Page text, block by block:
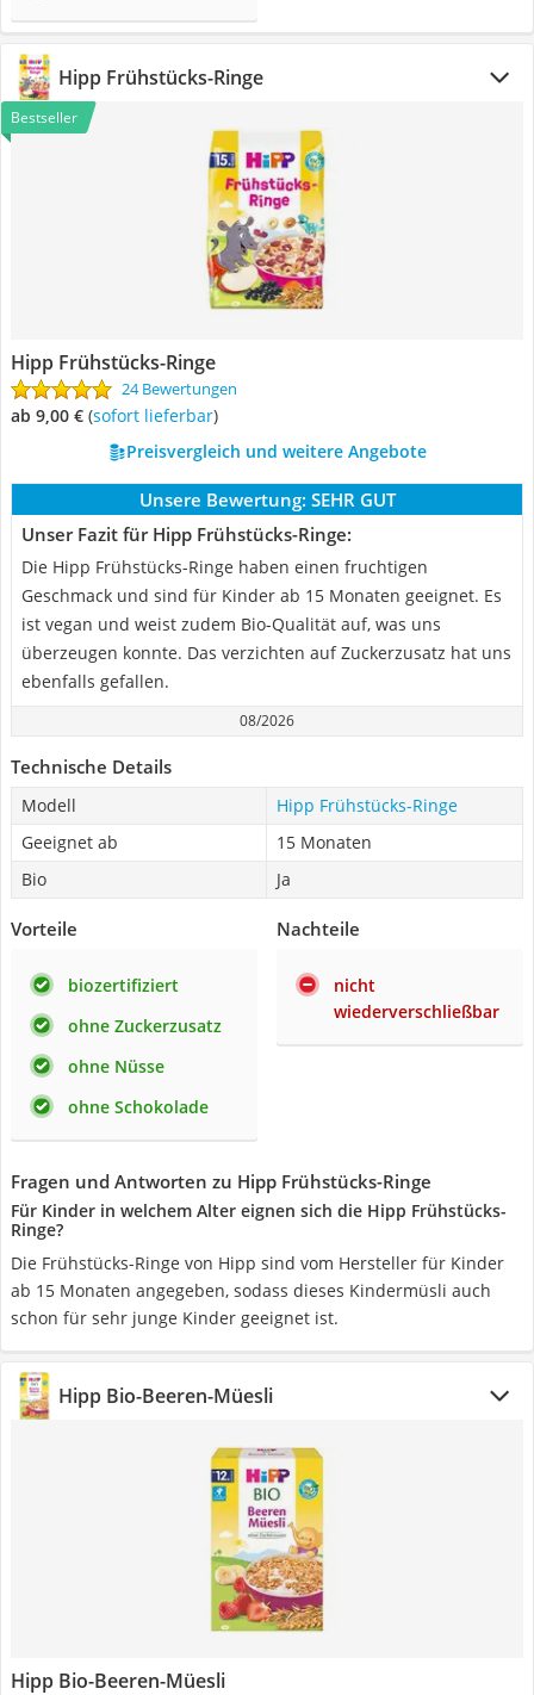
Hipp Frühstücks-Ringe
Bestseller
Hipp Frühstücks-Ringe
24 Bewertungen
ab 9,00 € ( Sofort lieferbar)
Preisvergleich und weitere Angebote
Unsere Bewertung: SEHR GUT
Unser Fazit für Hipp Frühstücks-Ringe:
Die Hipp Frühstücks-Ringe haben einen fruchtigen
Geschmack und sind für Kinder ab 15 Monaten geeignet. Es
ist vegan und weist zudem Bio-Qualität auf, was uns
überzeugen konnte. Das verzichten auf Zuckerzusatz hat uns
ebenfalls gefallen.
08/2026
Technische Details
Modell
Hipp Frühstücks-Ringe
Geeignet ab
15 Monaten
Bio
Ja
Vorteile
biozertifiziert
ohne Zuckerzusatz
ohne Nüsse
ohne Schokolade
Nachteile
nicht
wiederverschließbar
Fragen und Antworten zu Hipp Frühstücks-Ringe
Für Kinder in welchem Alter eignen sich die Hipp Frühstücks-
Ringe?
Die Frühstücks-Ringe von Hipp sind vom Hersteller für Kinder
ab 15 Monaten angegeben, sodass dieses Kindermüsli auch
schon für sehr junge Kinder geeignet ist.
Hipp Bio-Beeren-Müesli
Hipp Bio-Beeren-Müesli